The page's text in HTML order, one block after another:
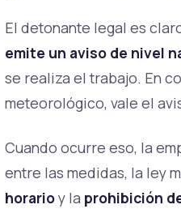
El detonante legal es
emite un aviso de nivel
se realiza el trabajo. En
meteorológico, vale el
Cuando ocurre eso, la
entre las medidas, la ley
horarioy la prohibición